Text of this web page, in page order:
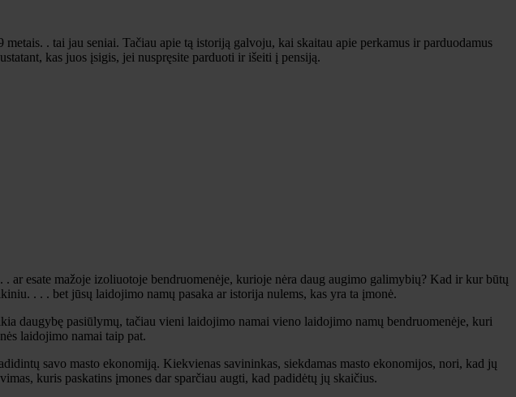
metais. . tai jau seniai. Tačiau apie tą istoriją galvoju, kai skaitau apie perkamus ir parduodamus
kas juos įsigis, jei nuspręsite parduoti ir išeiti į pensiją.
ar esate mažoje izoliuotoje bendruomenėje, kurioje nėra daug augimo galimybių? Kad ir kur būtų
. . . bet jūsų laidojimo namų pasaka ar istorija nulems, kas yra ta įmonė.
daugybę pasiūlymų, tačiau vieni laidojimo namai vieno laidojimo namų bendruomenėje, kuri
laidojimo namai taip pat.
savo masto ekonomiją. Kiekvienas savininkas, siekdamas masto ekonomijos, nori, kad jų
kuris paskatins įmones dar sparčiau augti, kad padidėtų jų skaičius.